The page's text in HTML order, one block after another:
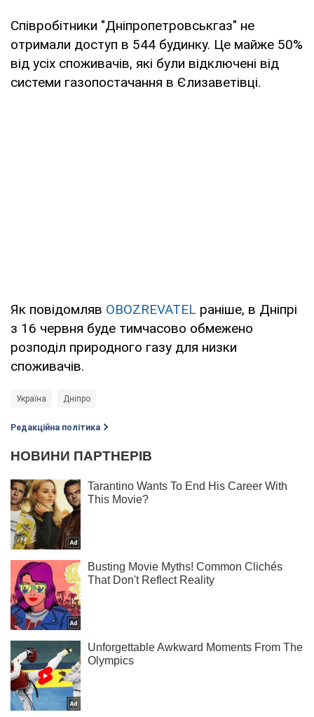
Співробітники "Дніпропетровськгаз" не
отримали доступ в 544 будинку. Це майже 50%
від усіх споживачів, які були відключені від
системи газопостачання в Єлизаветівці.
Як повідомляв OBOZREVATEL раніше, в Дніпрі
з 16 червня буде тимчасово обмежено
розподіл природного газу для низки
споживачів.
Україна Дніпро
Редакційна політика